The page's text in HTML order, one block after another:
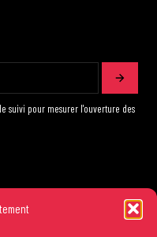
suivi pour mesurer l'ouverture des